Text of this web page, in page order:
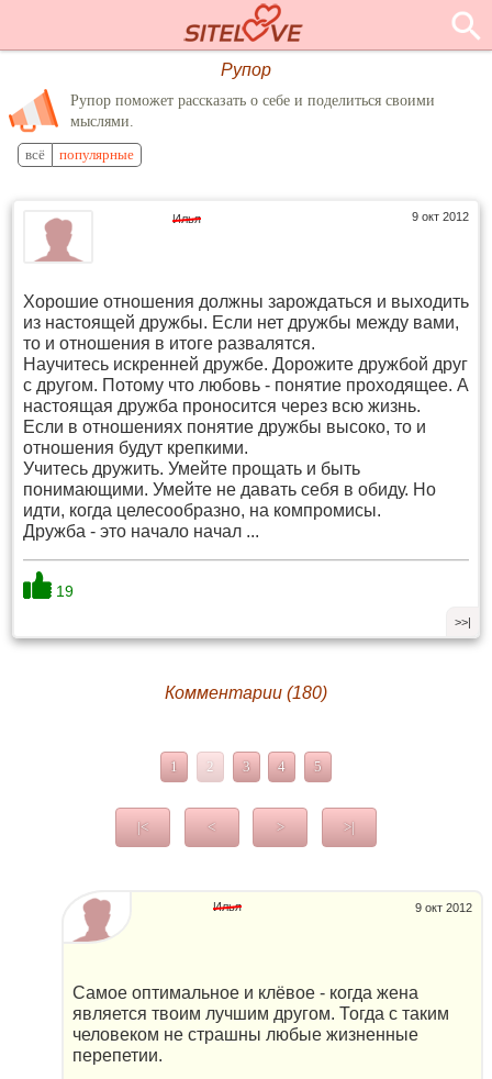
Рупор
Рупор поможет рассказать о себе и поделиться своими
мыслями.
всё популярные
9 окт 2012
Илья
Хорошие отношения должны зарождаться и выходить
из настоящей дружбы. Если нет дружбы между вами,
то и отношения в итоге развалятся.
Научитесь искренней дружбе. Дорожите дружбой друг
с другом. Потому что любовь - понятие проходящее. А
настоящая дружба проносится через всю жизнь.
Если в отношениях понятие дружбы высоко, то и
отношения будут крепкими.
Учитесь дружить. Умейте прощать и быть
понимающими. Умейте не давать себя в обиду. Но
идти, когда целесообразно, на компромисы.
Дружба - это начало начал ...
19
>>|
Комментарии (180)
1 2 3 4 5
|< < > >|
9 окт 2012
Илья
Самое оптимальное и клёвое - когда жена
является твоим лучшим другом. Тогда с таким
человеком не страшны любые жизненные
перепетии.